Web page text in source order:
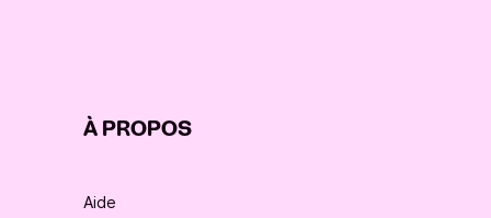
À PROPOS
Aide